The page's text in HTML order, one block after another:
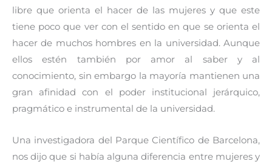
libre que orienta el hacer de las mujeres y que este
tiene poco que ver con el sentido en que se orienta el
hacer de muchos hombres en la universidad. Aunque
ellos estén también por amor al saber y al
conocimiento, sin embargo la mayoría mantienen una
gran afinidad con el poder institucional jerárquico,
pragmático e instrumental de la universidad.
Una investigadora del Parque Científico de Barcelona,
nos dijo que si había alguna diferencia entre mujeres y